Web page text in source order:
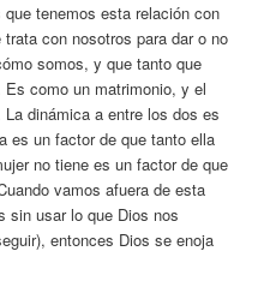
tenemos esta relación con
con nosotros para dar o no
somos, y que tanto que
como un matrimonio, y el
dinámica a entre los dos es
es un factor de que tanto ella
no tiene es un factor de que
vamos afuera de esta
sin usar lo que Dios nos
entonces Dios se enoja